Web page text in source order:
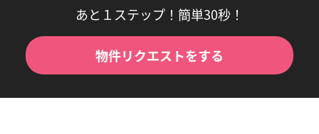
あと１ステップ！簡単30秒！
物件リクエストをする